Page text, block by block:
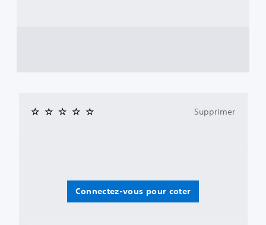
Connectez-vous pour coter
Supprimer